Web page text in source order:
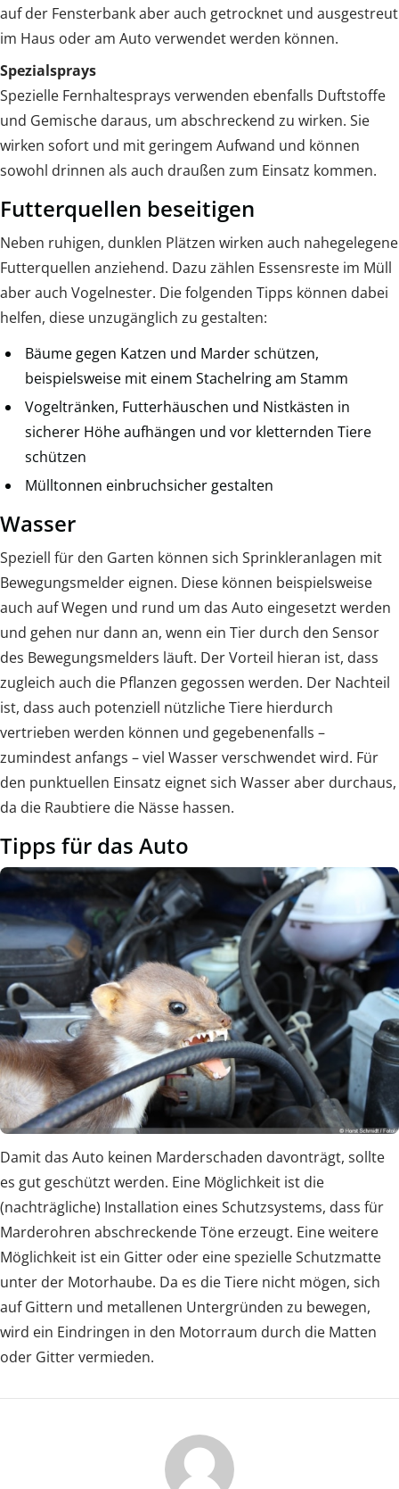
auf der Fensterbank aber auch getrocknet und ausgestreut
im Haus oder am Auto verwendet werden können.
Spezialsprays
Spezielle Fernhaltesprays verwenden ebenfalls Duftstoffe
und Gemische daraus, um abschreckend zu wirken. Sie
wirken sofort und mit geringem Aufwand und können
sowohl drinnen als auch draußen zum Einsatz kommen.
Futterquellen beseitigen
Neben ruhigen, dunklen Plätzen wirken auch nahegelegene
Futterquellen anziehend. Dazu zählen Essensreste im Müll
aber auch Vogelnester. Die folgenden Tipps können dabei
helfen, diese unzugänglich zu gestalten:
Bäume gegen Katzen und Marder schützen,
beispielsweise mit einem Stachelring am Stamm
Vogeltränken, Futterhäuschen und Nistkästen in
sicherer Höhe aufhängen und vor kletternden Tiere
schützen
Mülltonnen einbruchsicher gestalten
Wasser
Speziell für den Garten können sich Sprinkleranlagen mit
Bewegungsmelder eignen. Diese können beispielsweise
auch auf Wegen und rund um das Auto eingesetzt werden
und gehen nur dann an, wenn ein Tier durch den Sensor
des Bewegungsmelders läuft. Der Vorteil hieran ist, dass
zugleich auch die Pflanzen gegossen werden. Der Nachteil
ist, dass auch potenziell nützliche Tiere hierdurch
vertrieben werden können und gegebenenfalls –
zumindest anfangs – viel Wasser verschwendet wird. Für
den punktuellen Einsatz eignet sich Wasser aber durchaus,
da die Raubtiere die Nässe hassen.
Tipps für das Auto
Damit das Auto keinen Marderschaden davonträgt, sollte
es gut geschützt werden. Eine Möglichkeit ist die
(nachträgliche) Installation eines Schutzsystems, dass für
Marderohren abschreckende Töne erzeugt. Eine weitere
Möglichkeit ist ein Gitter oder eine spezielle Schutzmatte
unter der Motorhaube. Da es die Tiere nicht mögen, sich
auf Gittern und metallenen Untergründen zu bewegen,
wird ein Eindringen in den Motorraum durch die Matten
oder Gitter vermieden.